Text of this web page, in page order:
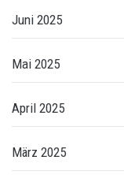
Juni 2025
Mai 2025
April 2025
März 2025